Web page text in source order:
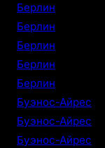
Берлин
Берлин
Берлин
Берлин
Берлин
Буэнос-Айрес
Буэнос-Айрес
Буэнос-Айрес